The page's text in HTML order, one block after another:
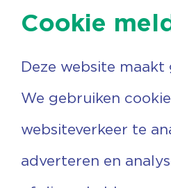
Agenda
Nieuwsbrief
Vrijwilligers
Steun ons
Cookie
Deze website
We gebruiken
websiteverkeer te
adverteren en